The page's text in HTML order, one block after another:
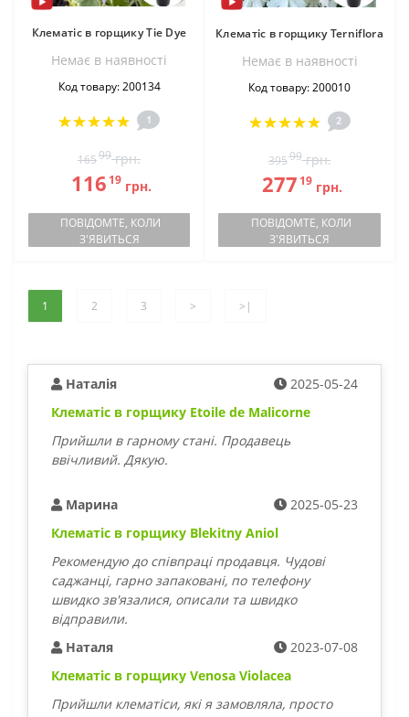
Клематіс в горщику Tie Dye
Немає в наявностi
Код товару: 200134
1
16599грн.
116 19 грн.
ПОВІДОМТЕ, КОЛИ
З'ЯВИТЬСЯ
Клематіс в горщику Terniflora
Немає в наявностi
Код товару: 200010
2
39599грн.
277 19грн.
ПОВІДОМТЕ, КОЛИ
З'ЯВИТЬСЯ
1 2 3 > >|
Наталія
2025-05-24
Клематіс в горщику Etoile de Malicorne
Прийшли в гарному стані. Продавець
ввічливий. Дякую.
Марина
2025-05-23
Клематіс в горщику Blekitny Aniol
Рекомендую до співпраці продавця. Чудові
саджанці, гарно запаковані, по телефону
швидко зв'язалися, описали та швидко
відправили.
Наталя
2023-07-08
Клематіс в горщику Venosa Violacea
Прийшли клематіси, які я замовляла, просто